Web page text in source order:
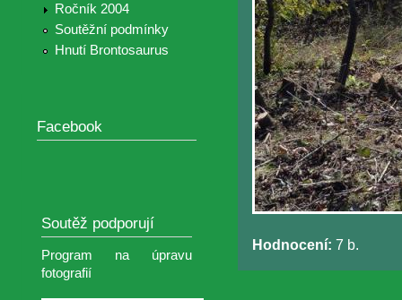
Ročník 2004
Soutěžní podmínky
Hnutí Brontosaurus
Facebook
Soutěž podporují
Program na úpravu
fotografií
Hodnocení: 7 b.